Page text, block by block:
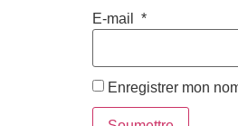
E-mail *
Enregistrer mon